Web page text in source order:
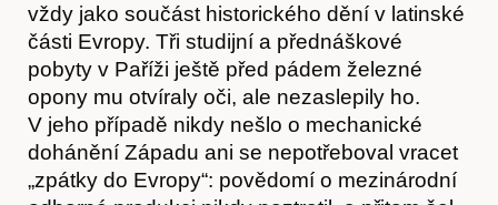
Kontakt
vždy jako součást historického dění v latinské
části Evropy. Tři studijní a přednáškové
pobyty v Paříži ještě před pádem železné
opony mu otvíraly oči, ale nezaslepily ho.
V jeho případě nikdy nešlo o mechanické
dohánění Západu ani se nepotřeboval vracet
„zpátky do Evropy“: povědomí o mezinárodní